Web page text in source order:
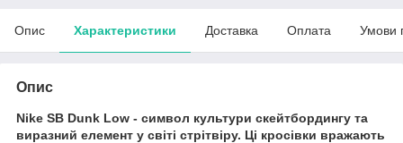
Опис Характеристики Доставка Оплата Умови
Опис
Nike SB Dunk Low - символ культури скейтбордингу та
виразний елемент у світі стрітвіру. Ці кросівки вражають